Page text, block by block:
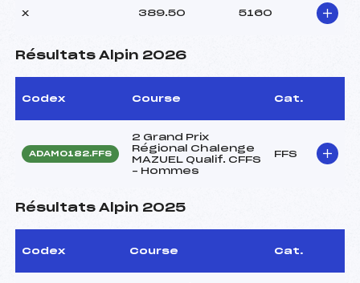
x 389.50 5160
Résultats Alpin 2026
Codex Course Cat.
ADAM0182.FFS
2 Grand Prix
Régional Chalenge
MAZUEL Qualif. CFFS
– Hommes
FFS
Résultats Alpin 2025
Codex Course Cat.